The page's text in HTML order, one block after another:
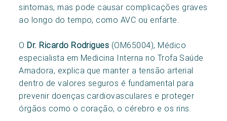
sintomas, mas pode causar complicações graves
ao longo do tempo, como AVC ou enfarte.
O Dr. Ricardo Rodrigues (OM65004), Médico
especialista em Medicina Interna no Trofa Saúde
Amadora, explica que manter a tensão arterial
dentro de valores seguros é fundamental para
prevenir doenças cardiovasculares e proteger
órgãos como o coração, o cérebro e os rins.